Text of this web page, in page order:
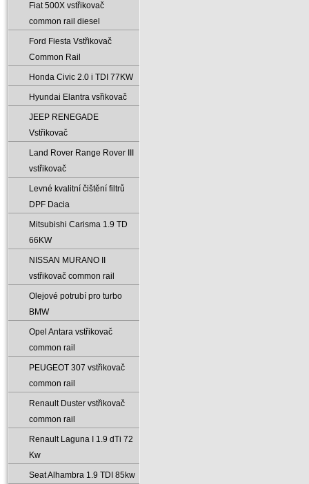
Fiat 500X vstřikovač
common rail diesel
Ford Fiesta Vstřikovač
Common Rail
Honda Civic 2.0 i TDI 77KW
Hyundai Elantra vsřikovač
JEEP RENEGADE
Vstřikovač
Land Rover Range Rover III
vstřikovač
Levné kvalitní čištění filtrů
DPF Dacia
Mitsubishi Carisma 1.9 TD
66KW
NISSAN MURANO II
vstřikovač common rail
Olejové potrubí pro turbo
BMW
Opel Antara vstřikovač
common rail
PEUGEOT 307 vstřikovač
common rail
Renault Duster vstřikovač
common rail
Renault Laguna I 1.9 dTi 72
Kw
Seat Alhambra 1.9 TDI 85kw